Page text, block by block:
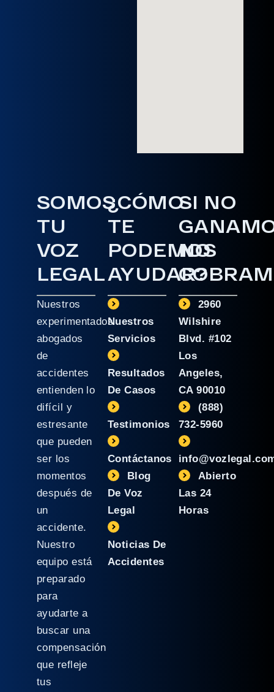
SOMOS
TU
VOZ
LEGAL
Nuestros
experimentados
abogados
de
accidentes
entienden lo
difícil y
estresante
que pueden
ser los
momentos
después de
un
accidente.
Nuestro
equipo está
preparado
para
ayudarte a
buscar una
compensación
que refleje
tus
¿CÓMO
TE
PODEMOS
AYUDAR?
Nuestros
Servicios
Resultados
De Casos
Testimonios
Contáctanos
Blog
De Voz
Legal
Noticias De
Accidentes
SI NO
NO
2960
Wilshire
Blvd. #102
Los
Angeles,
CA 90010
(888)
732-5960
Abierto
Las 24
Horas